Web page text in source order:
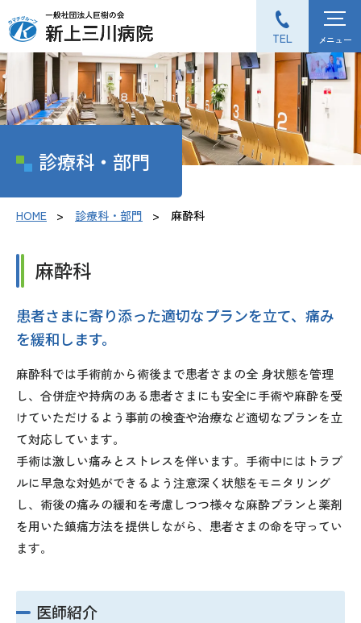
TEL メニュー
診療科・部門
HOME 診療科・部門 麻酔科
麻酔科
患者さまに寄り添った適切なプランを立て、痛み
を緩和します。
麻酔科では手術前から術後まで患者さまの全 身状態を管理
し、合併症や持病のある患者さまにも安全に手術や麻酔を受
けていただけるよう事前の検査や治療など適切なプランを立
て対応しています。
手術は激しい痛みとストレスを伴います。手術中にはトラブ
ルに早急な対処ができるよう注意深く状態をモニタリング
し、術後の痛みの緩和を考慮しつつ様々な麻酔プランと薬剤
を用いた鎮痛方法を提供しながら、患者さまの命を守ってい
ます。
医師紹介